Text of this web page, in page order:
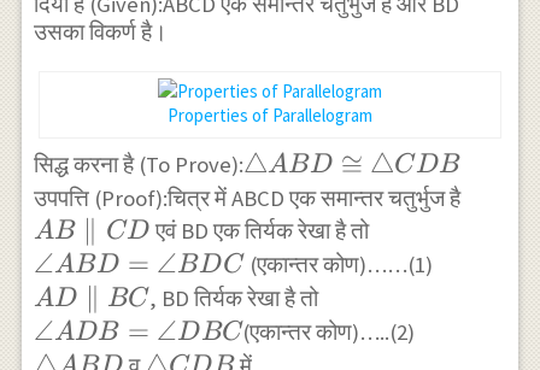
उसका विकर्ण है।
Properties of Parallelogram
सिद्ध करना है (To Prove):\triangle
ABD
\cong
\triangle
CDB
△ABD ≅ △CDB
उपपत्ति (Proof):चित्र में ABCD एक समान्तर चतुर्भुज हैAB
AB CD एवं BD एक तिर्यक रेखा है तो
\angle
ABD=\angle
BDC
∠ABD = ∠BDC (एकान्तर कोण)……(1)
AD
\parallel
BC
AD BC, BD तिर्यक रेखा है तो
\angle
∠ADB = ∠DBC(एकान्तर कोण)…..(2)